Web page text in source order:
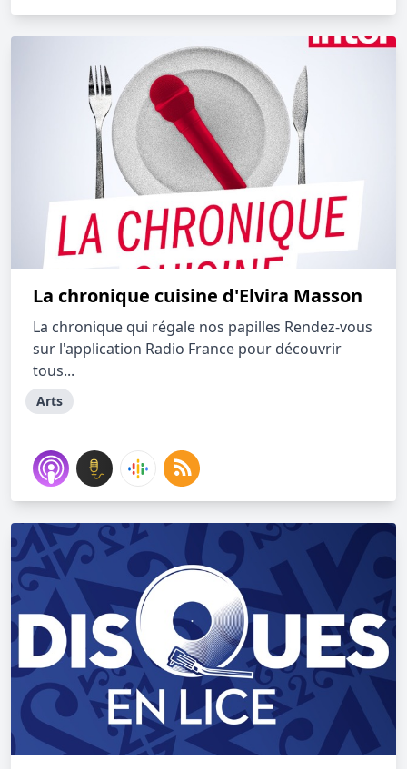
La chronique cuisine d'Elvira Masson
La chronique qui régale nos papilles Rendez-vous
sur l'application Radio France pour découvrir
tous...
Arts